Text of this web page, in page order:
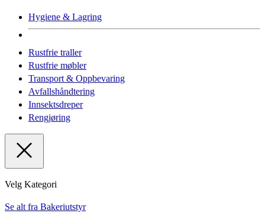
Hygiene & Lagring
Rustfrie traller
Rustfrie møbler
Transport & Oppbevaring
Avfallshåndtering
Innsektsdreper
Rengjøring
Velg Kategori
Se alt fra Bakeriutstyr